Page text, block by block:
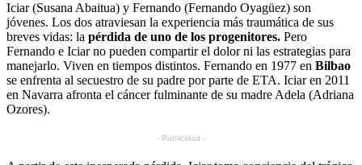
Iciar (Susana Abaitua) y Fernando (Fernando Oyagüez) son
jóvenes. Los dos atraviesan la experiencia más traumática de sus
breves vidas: la pérdida de uno de los progenitores. Pero
Fernando e Iciar no pueden compartir el dolor ni las estrategias para
manejarlo. Viven en tiempos distintos. Fernando en 1977 en Bilbao
se enfrenta al secuestro de su padre por parte de ETA. Iciar en 2011
en Navarra afronta el cáncer fulminante de su madre Adela (Adriana
Ozores).
- Publicidad -